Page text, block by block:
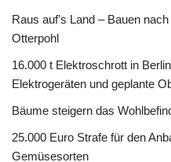
Raus auf’s Land – Bauen
Otterpohl
16.000 t Elektroschrott in
Elektrogeräten und geplante
Bäume steigern das
25.000 Euro Strafe für den
Gemüsesorten